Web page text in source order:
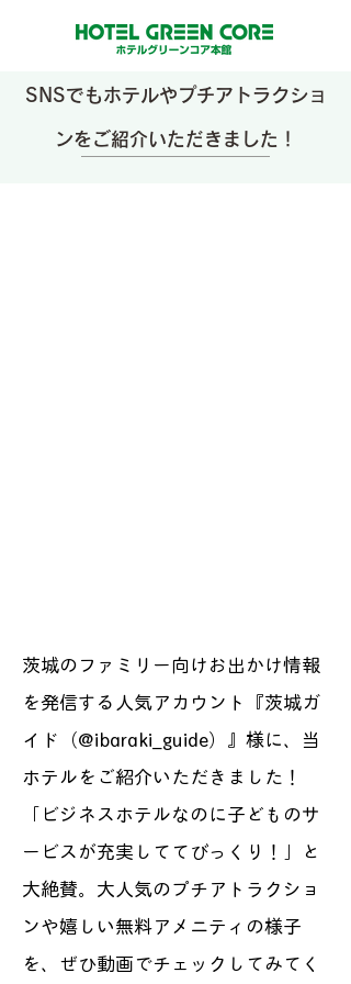
SNSでもホテルやプチアトラクショ
ンをご紹介いただきました！
茨城のファミリー向けお出かけ情報
を発信する人気アカウント『茨城ガ
イド（@ibaraki_guide）』様に、当
ホテルをご紹介いただきました！
「ビジネスホテルなのに子どものサ
ービスが充実しててびっくり！」と
大絶賛。大人気のプチアトラクショ
ンや嬉しい無料アメニティの様子
を、ぜひ動画でチェックしてみてく